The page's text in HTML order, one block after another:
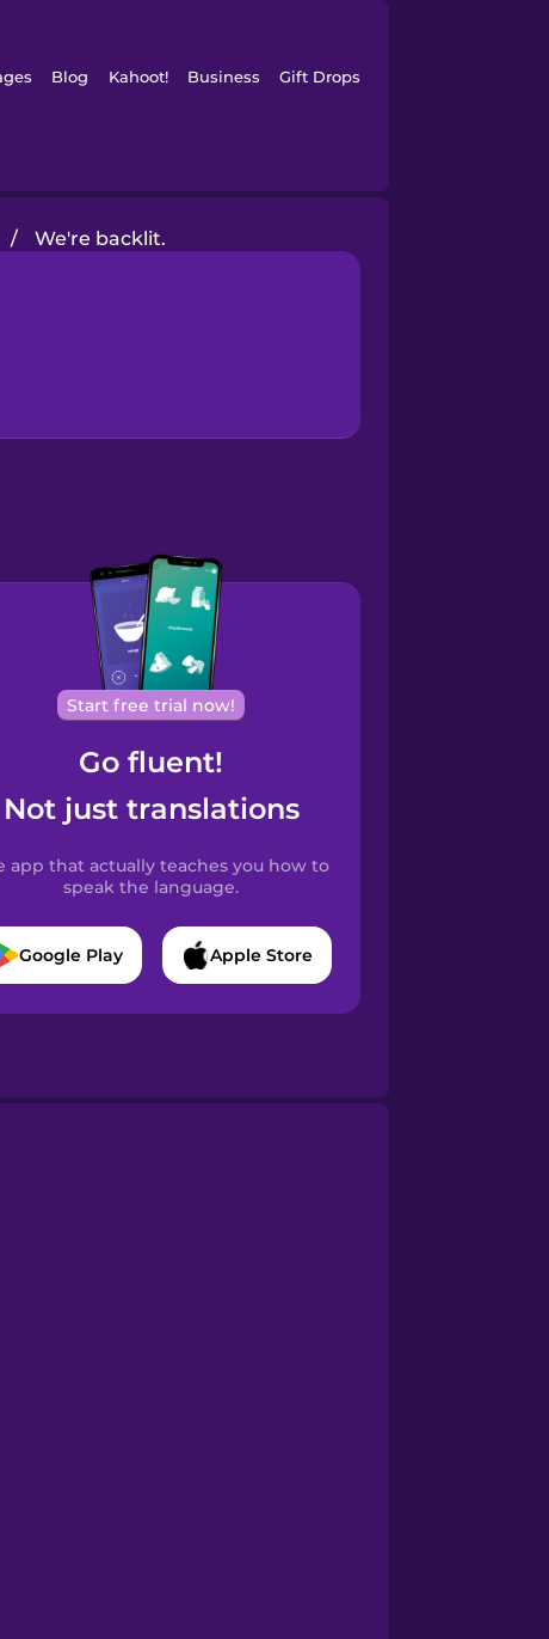
Blog Kahoot! Business Gift Drops
/ We're backlit.
Start free trial now!
Go fluent!
Not just translations
app that actually teaches you how to
speak the language.
Google Play Apple Store